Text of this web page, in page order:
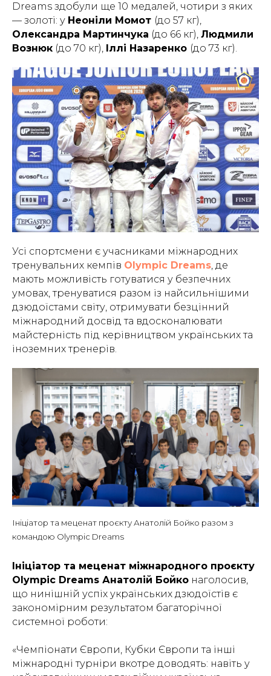
Dreams здобули ще 10 медалей, чотири з яких
— золоті: у Неоніли Момот (до 57 кг),
Олександра Мартинчука (до 66 кг), Людмили
Вознюк (до 70 кг), Іллі Назаренко (до 73 кг).
Усі спортсмени є учасниками міжнародних
тренувальних кемпів Olympic Dreams, де
мають можливість готуватися у безпечних
умовах, тренуватися разом із найсильнішими
дзюдоїстами світу, отримувати безцінний
міжнародний досвід та вдосконалювати
майстерність під керівництвом українських та
іноземних тренерів.
Ініціатор та меценат проєкту Анатолій Бойко разом з
командою Olympic Dreams
Ініціатор та меценат міжнародного проєкту
Olympic Dreams Анатолій Бойко наголосив,
що нинішній успіх українських дзюдоїстів є
закономірним результатом багаторічної
системної роботи:
«Чемпіонати Європи, Кубки Європи та інші
міжнародні турніри вкотре доводять: навіть у